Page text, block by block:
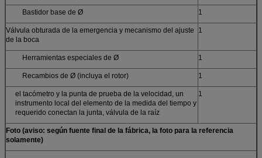
Bastidor base de Ø 1
Válvula obturada de la emergencia y mecanismo del ajuste
de la boca
1
Herramientas especiales de Ø 1
Recambios de Ø (incluya el rotor) 1
el tacómetro y la punta de prueba de la velocidad, un
instrumento local del elemento de la medida del tiempo y
requerido conectan la junta, válvula de la raíz
1
Foto (aviso: según fuente final de la fábrica, la foto para la referencia
solamente)